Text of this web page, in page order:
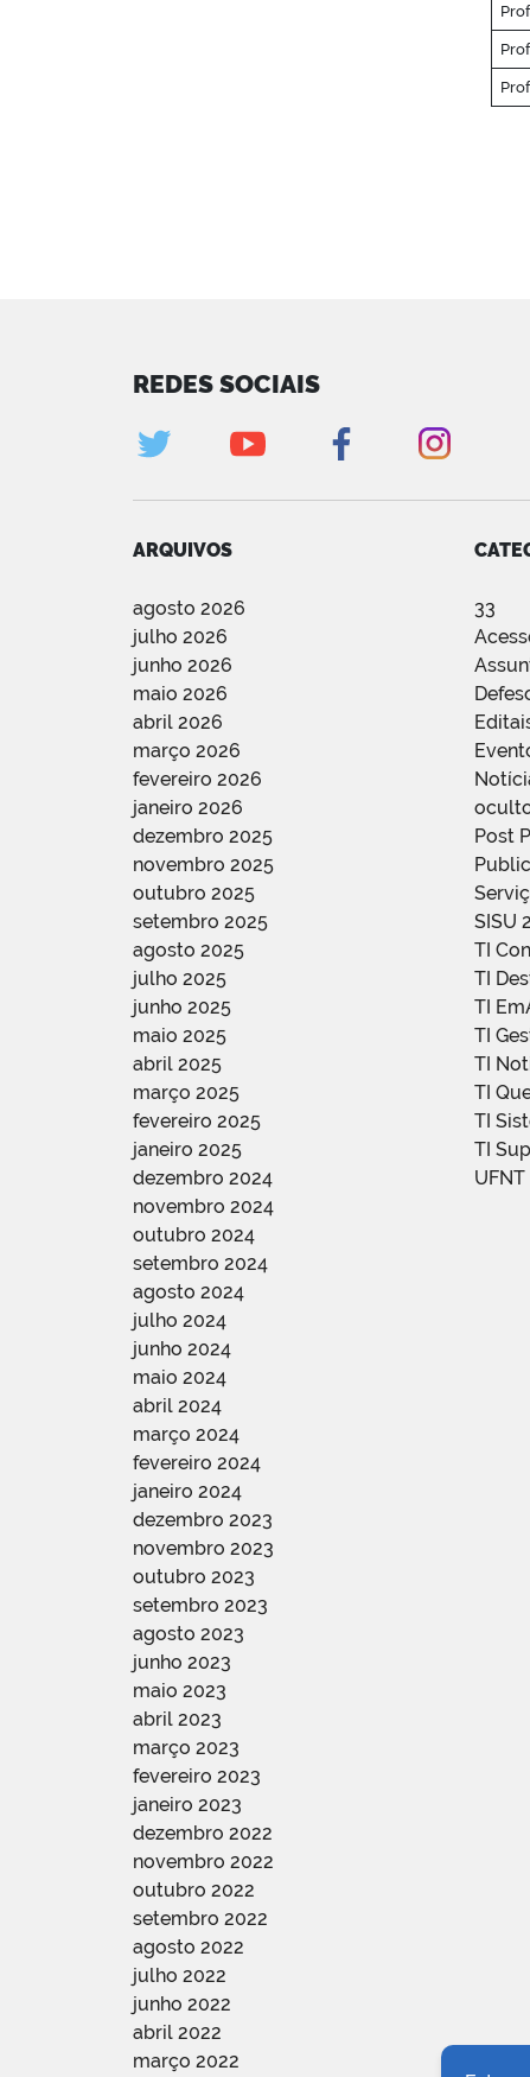
REDES SOCIAIS
ARQUIVOS
agosto 2026
julho 2026
junho 2026
maio 2026
abril 2026
março 2026
fevereiro 2026
janeiro 2026
dezembro 2025
novembro 2025
outubro 2025
setembro 2025
agosto 2025
julho 2025
junho 2025
maio 2025
abril 2025
março 2025
fevereiro 2025
janeiro 2025
dezembro 2024
novembro 2024
outubro 2024
setembro 2024
agosto 2024
julho 2024
junho 2024
maio 2024
abril 2024
março 2024
fevereiro 2024
janeiro 2024
dezembro 2023
novembro 2023
outubro 2023
setembro 2023
agosto 2023
junho 2023
maio 2023
abril 2023
março 2023
fevereiro 2023
janeiro 2023
dezembro 2022
novembro 2022
outubro 2022
setembro 2022
agosto 2022
julho 2022
junho 2022
abril 2022
março 2022
33
Post
SISU
TI
TI
TI
TI
TI
TI
TI
TI
UFNT